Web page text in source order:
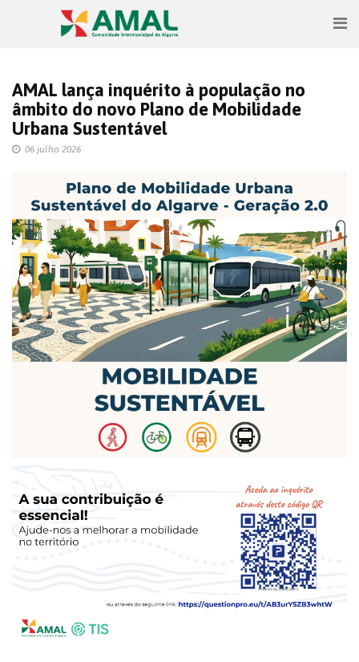
AMAL lança inquérito à população no
âmbito do novo Plano de Mobilidade
Urbana Sustentável
06 julho 2026